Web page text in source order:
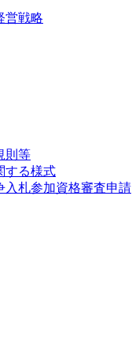
営戦略
則等
する様式
入札参加資格審査申請